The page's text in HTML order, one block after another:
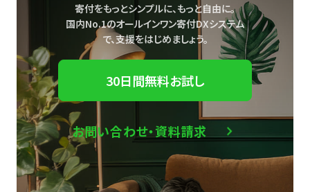
寄付をもっとシンプルに、もっと自由に。
国内No.1のオールインワン寄付DXシステム
で、支援をはじめましょう。
30日間無料お試し
お問い合わせ・資料請求